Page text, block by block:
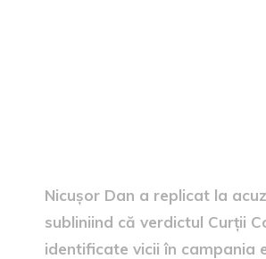
Nicușor Dan a replicat la
subliniind că verdictul Curții
identificate vicii în campania